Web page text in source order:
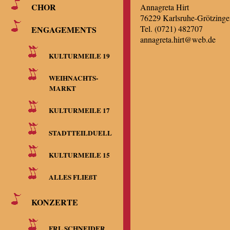
CHOR
ENGAGEMENTS
KULTURMEILE 19
WEIHNACHTS-
MARKT
KULTURMEILE 17
STADTTEILDUELL
KULTURMEILE 15
ALLES FLIEßT
KONZERTE
Annagreta Hirt
76229 Karlsruhe-
Tel. (0721) 482707
annagreta.hirt@web.de